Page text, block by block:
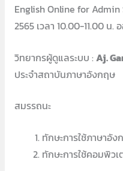
English Online for
2565 เวลา 10.00-11.00 น.
วิทยากรผู้ดูแลระบบ : Aj.
ประจำสถาบันภาษาอังกฤษ
สมรรถนะ
ทักษะการใช้ภาษาอัง
ทักษะการใช้คอมพิวเ